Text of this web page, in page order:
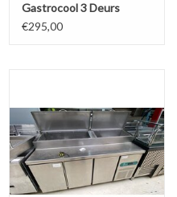
Gastrocool 3 Deurs
€295,00